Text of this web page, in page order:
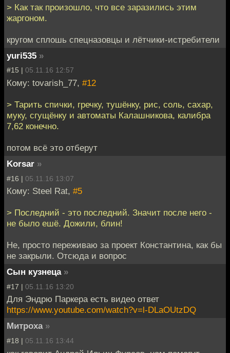
> Как так произошло, что все заразились этим
жаргоном.
кругом сплошь спецназовцы и лётчики-истребители
yuri535 »
#15 | 05.11.16 12:57
Кому: tovarish_77, #12
> Тарить спички, гречку, тушёнку, рис, соль, сахар,
муку, сгущёнку и автоматы Калашникова, калибра
7,62 конечно.
потом всё это отберут
Korsar »
#16 | 05.11.16 13:07
Кому: Steel Rat, #5
> Последний - это последний. Значит после него -
не было ешё. Дожили, блин!
Не, просто переживаю за проект Константина, как бы
не закрыли. Отсюда и вопрос
Сын кузнеца »
#17 | 05.11.16 13:20
Для Эндрю Паркера есть видео ответ
https://www.youtube.com/watch?v=l-DLaOUtzDQ
Митроха »
#18 | 05.11.16 13:44